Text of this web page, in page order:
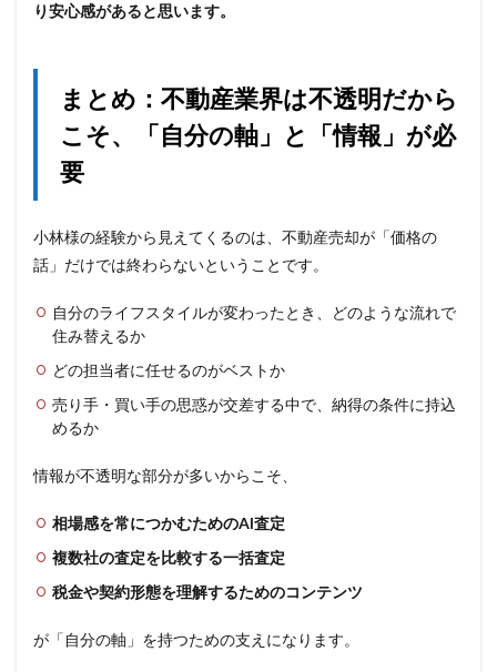
り安心感があると思います。
まとめ：不動産業界は不透明だから
こそ、「自分の軸」と「情報」が必
要
小林様の経験から見えてくるのは、不動産売却が「価格の
話」だけでは終わらないということです。
自分のライフスタイルが変わったとき、どのような流れで
住み替えるか
どの担当者に任せるのがベストか
売り手・買い手の思惑が交差する中で、納得の条件に持込
めるか
情報が不透明な部分が多いからこそ、
相場感を常につかむためのAI査定
複数社の査定を比較する一括査定
税金や契約形態を理解するためのコンテンツ
が「自分の軸」を持つための支えになります。